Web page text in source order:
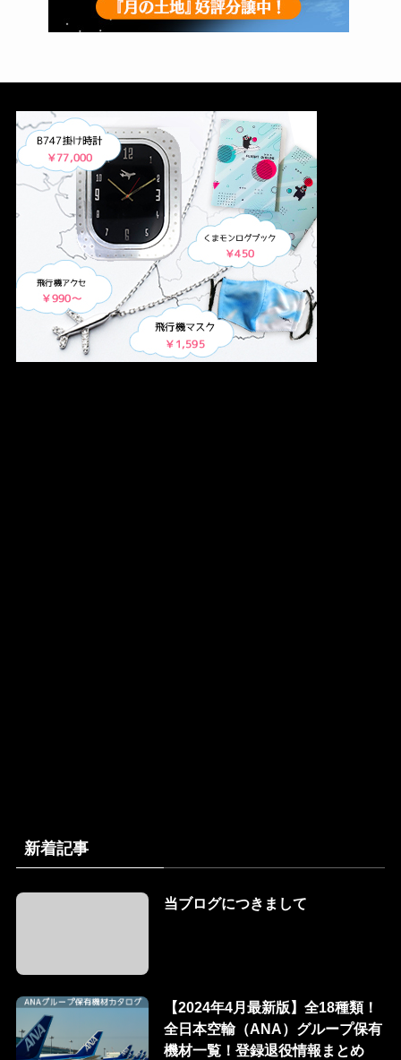
新着記事
当ブログにつきまして
【2024年4月最新版】全18種類！
全日本空輸（ANA）グループ保有
機材一覧！登録退役情報まとめ